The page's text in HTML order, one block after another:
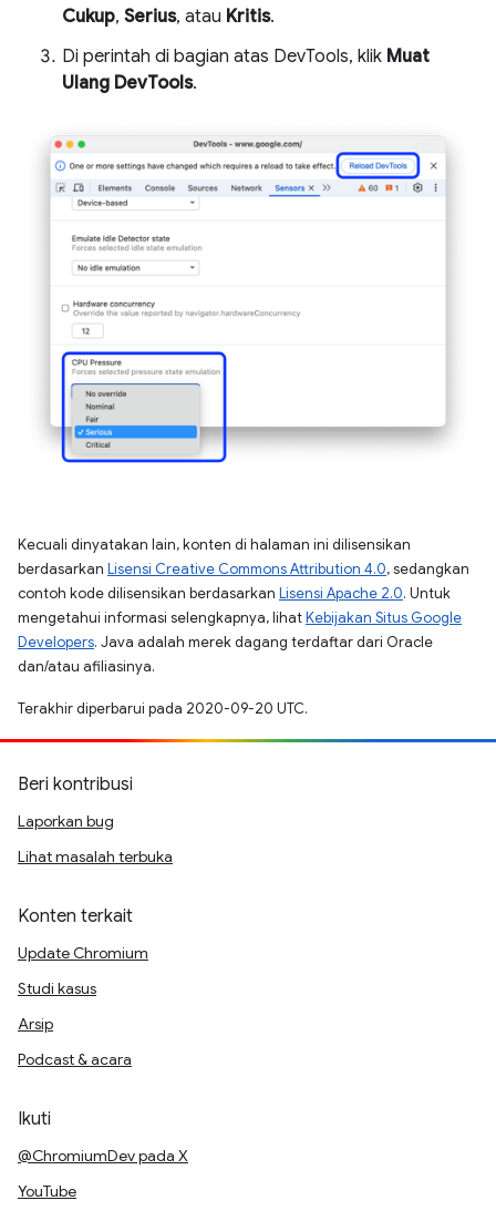
Cukup, Serius, atau Kritis.
Di perintah di bagian atas DevTools, klik Muat
Ulang DevTools.
Kecuali dinyatakan lain, konten di halaman ini dilisensikan
berdasarkan Lisensi Creative Commons Attribution 4.0, sedangkan
contoh kode dilisensikan berdasarkan Lisensi Apache 2.0. Untuk
mengetahui informasi selengkapnya, lihatKebijakan Situs Google
Developers. Java adalah merek dagang terdaftar dari Oracle
dan/atau afiliasinya.
Terakhir diperbarui pada 2020-09-20 UTC.
Beri kontribusi
Laporkan bug
Lihat masalah terbuka
Konten terkait
Update Chromium
Studi kasus
Arsip
Podcast & acara
Ikuti
@ChromiumDev pada X
YouTube